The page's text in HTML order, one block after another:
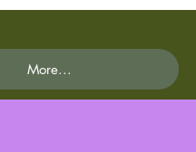
More...